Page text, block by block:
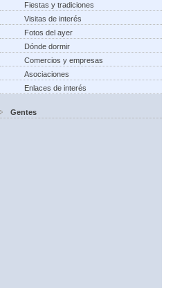
Fiestas y tradiciones
Visitas de interés
Fotos del ayer
Dónde dormir
Comercios y empresas
Asociaciones
Enlaces de interés
Gentes